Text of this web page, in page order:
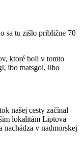
sa tu zišlo približne 70
ktoré boli v tomto
ibo matsgoi, ilbo
našej cesty začínal
lokalitám Liptova
nachádza v nadmorskej